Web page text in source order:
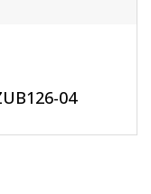
04